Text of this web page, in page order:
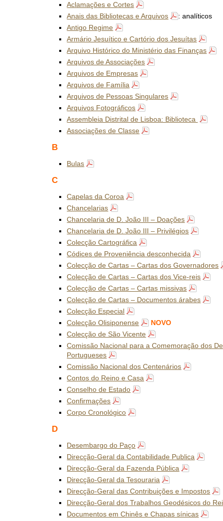
Aclamações e Cortes
Anais das Bibliotecas e Arquivos
: analíticos
Antigo Regime
Armário Jesuítico e Cartório dos Jesuítas
Arquivo Histórico do Ministério das Finanças
Arquivos de Associações
Arquivos de Empresas
Arquivos de Família
Arquivos de Pessoas Singulares
Arquivos Fotográficos
Assembleia Distrital de Lisboa: Biblioteca
Associações de Classe
B
Bulas
C
Capelas da Coroa
Chancelarias
Chancelaria de D. João III – Doações
Chancelaria de D. João III – Privilégios
Colecção Cartográfica
Códices de Proveniência desconhecida
Colecção de Cartas – Cartas dos Governadores
Colecção de Cartas – Cartas dos Vice-reis
Colecção de Cartas – Cartas missivas
Colecção de Cartas – Documentos árabes
Colecção Especial
Colecção Olisiponense
NOVO
Colecção de São Vicente
Comissão Nacional para a Comemoração dos
Portugueses
Comissão Nacional dos Centenários
Contos do Reino e Casa
Conselho de Estado
Confirmações
Corpo Cronológico
D
Desembargo do Paço
Direcção-Geral da Contabilidade Publica
Direcção-Geral da Fazenda Pública
Direcção-Geral da Tesouraria
Direcção-Geral das Contribuições e Impostos
Direcção-Geral dos Trabalhos Geodésicos do
Documentos em Chinês e Chapas sínicas